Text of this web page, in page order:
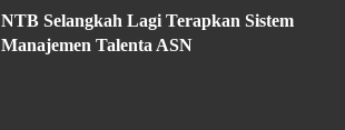
NTB Selangkah Lagi Terapkan Sistem
Manajemen Talenta ASN